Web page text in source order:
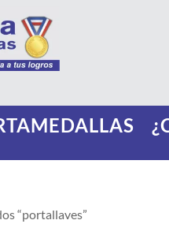
“portallaves”